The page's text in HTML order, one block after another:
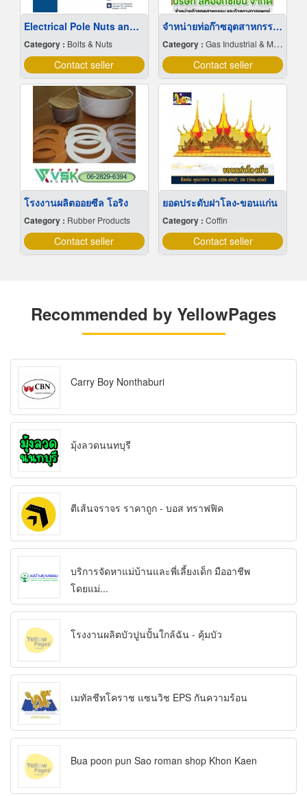
Electrical Pole Nuts and Bolts
Category : Bolts & Nuts
Contact seller
จำหน่ายท่อก๊าซอุตสาหกรรม และก๊าซการแพทย์
Category : Gas Industrial & Medical Cylinder & Bulk
Contact seller
โรงงานผลิตออยซีล โอริง
Category : Rubber Products
Contact seller
ยอดประดับฝาโลง-ขอนแก่น
Category : Coffin
Contact seller
Recommended by YellowPages
Carry Boy Nonthaburi
มุ้งลวดนนทบุรี
ตีเส้นจราจร ราคาถูก - บอส ทราฟฟิค
บริการจัดหาแม่บ้านและพี่เลี้ยงเด็ก มืออาชีพ
โดยแม่...
โรงงานผลิตบัวปูนปั้นใกล้ฉัน - คุ้มบัว
เมทัลชีทโคราช แซนวิช EPS กันความร้อน
Bua poon pun Sao roman shop Khon Kaen